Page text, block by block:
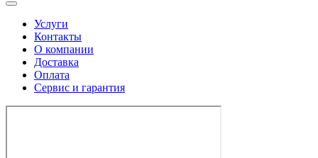
Услуги
Контакты
О компании
Доставка
Оплата
Сервис и гарантия